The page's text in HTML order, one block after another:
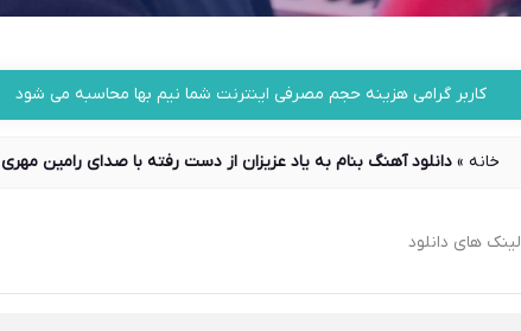
کاربر گرامی هزینه حجم مصرفی اینترنت شما نیم بها محاسبه می شود
خانه » دانلود آهنگ بنام به یاد عزیزان از دست رفته با صدای رامین مهری
لینک های دانلود